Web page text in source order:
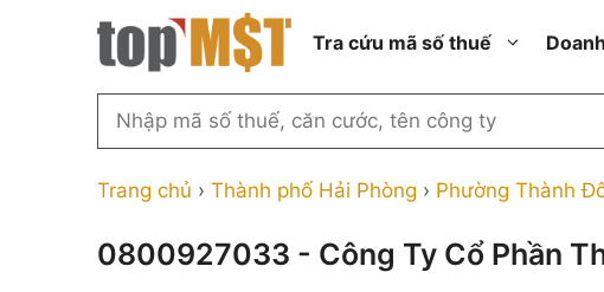
Tra cứu mã số thuế
Thành phố Hồ Chí Minh
Thành phố Hà Nội
Thành phố Đà Nẵng
Công ty cổ phần ngoài NN
Công ty hợp doanh
thành viên ngoài NN
Tìm
theo
công
Trang chủ › Thành phố Hải Phòng › Phường Thành
0800927033 - Công Ty Cổ Phần